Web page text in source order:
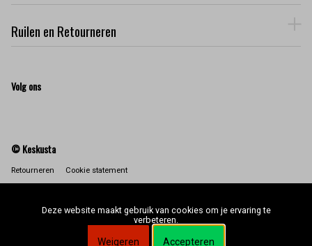
Ruilen en Retourneren
Volg ons
© Keskusta
Retourneren Cookie statement
Deze website maakt gebruik van cookies om je ervaring te
verbeteren.
Weigeren Accepteren